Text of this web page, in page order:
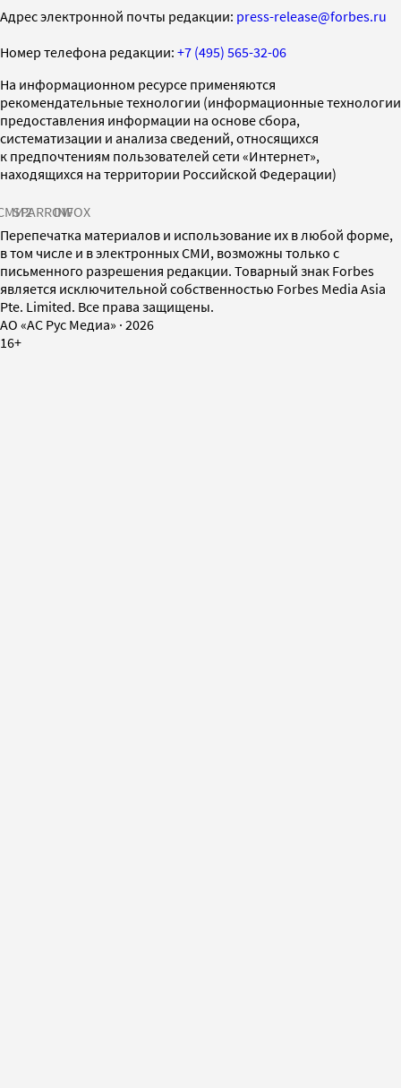
Адрес электронной почты редакции: press-release@forbes.ru
Номер телефона редакции: +7 (495) 565-32-06
На информационном ресурсе применяются
рекомендательные технологии (информационные технологии
предоставления информации на основе сбора,
систематизации и анализа сведений, относящихся
к предпочтениям пользователей сети «Интернет»,
находящихся на территории Российской Федерации)
SPARROWINFOX
Перепечатка материалов и использование их в любой форме,
в том числе и в электронных СМИ, возможны только с
письменного разрешения редакции. Товарный знак Forbes
является исключительной собственностью Forbes Media Asia
Pte. Limited. Все права защищены.
AO «АС Рус Медиа» · 2026
16+